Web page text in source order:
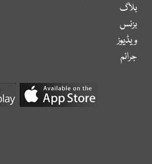
بلاگ
بزنس
ویڈیوز
جرائم